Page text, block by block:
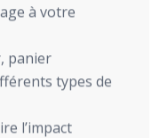
à votre
panier
types de
l’impact